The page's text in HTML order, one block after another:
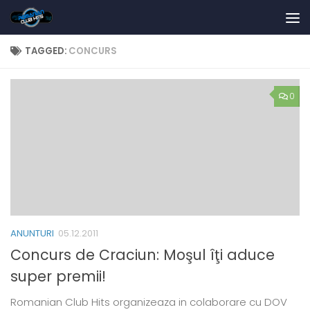
Skip to content
TAGGED: CONCURS
0
ANUNTURI 05.12.2011
Concurs de Craciun: Moşul îţi aduce
super premii!
Romanian Club Hits organizeaza in colaborare cu DOV